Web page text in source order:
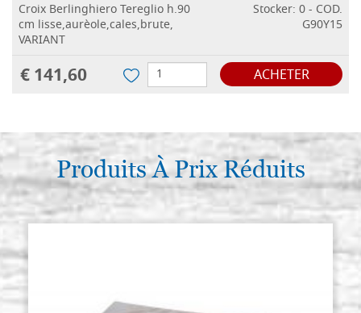
Croix Berlinghiero Tereglio h.90
cm lisse,aurèole,cales,brute,
VARIANT
Stocker: 0 - COD.
G90Y15
€ 141,60 ACHETER
Produits À Prix Réduits